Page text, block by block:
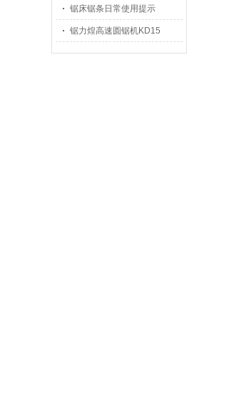
锯床锯条日常使用提示
锯力煌高速圆锯机KD15